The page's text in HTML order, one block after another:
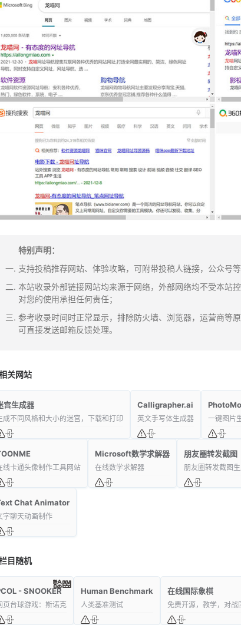
特别声明：
支持投稿推荐网站、体验攻略，可附带投稿人链接，公众号
本站收录外部链接网站均来源于网络，外部网络均不受本站
对您的使用承担任何责任；
参考收录时间时正常显示，排除防火墙、浏览器，运营商等
可直接发送邮箱反馈处理。
关网站
宫生成器
成不同风格和大小的迷宫，下载和打印
Calligrapher.ai
英文手写体生成器 一键图片
线卡通头像制作工具网站
Microsoft数学求解器
在线数学求解器
朋友圈转发截图
朋友圈转发截图
Chat Animator
字聊天动画制作
目随机
- SNOOKER
页台球游戏：斯诺克
Human Benchmark
人类基准测试
在线国际象棋
免费开源，教学，对战